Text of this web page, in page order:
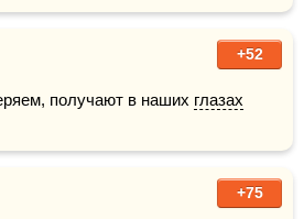
+52
получают в наших глазах
+75